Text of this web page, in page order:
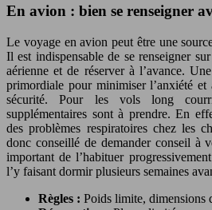
En avion : bien se renseigner
Le voyage en avion peut être une
Il est indispensable de se renseigner
aérienne et de réserver à l’avance.
primordiale pour minimiser l’anxiété et
sécurité. Pour les vols long
supplémentaires sont à prendre. En
des problèmes respiratoires chez les
donc conseillé de demander conseil à
important de l’habituer
l’y faisant dormir plusieurs semaines
Règles : Poids limite, dimensions